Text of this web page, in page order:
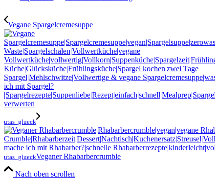
Vegane Spargelcremesuppe
utas_glueck
utas_glueckVeganer Rhabarbercrumble
Nach oben scrollen